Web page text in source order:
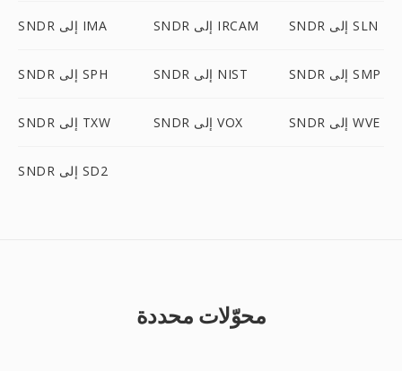
SNDR إلى IMA SNDR إلى IRCAM SNDR إلى SLN
SNDR إلى SPH SNDR إلى NIST SNDR إلى SMP
SNDR إلى TXW SNDR إلى VOX SNDR إلى WVE
SNDR إلى SD2
محوّلات محددة